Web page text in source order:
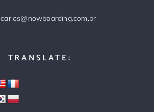
carlos@nowboarding.com.br
TRANSLATE: